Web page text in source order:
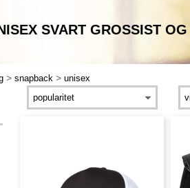
SVART GROSSIST
> snapback > unisex